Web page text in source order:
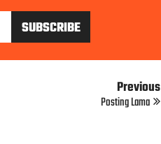
Previous
Posting Lama